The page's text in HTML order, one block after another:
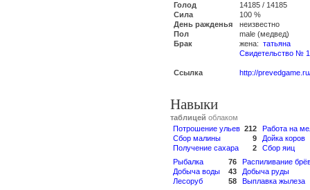
Голод
14185 / 14185
Сила
100 %
День ражденья
неизвестно
Пол
male (медвед)
Брак
жена: татьяна
Свидетельство №
Ссылка http://
Навыки
таблицей облаком
Потрошение ульев 212
Сбор малины
9
Получение сахара
2
Работа на
Дойка коров
Сбор яиц
Рыбалка
76
Добыча воды
43
Лесоруб
58
Распиливание
Добыча руды
Выплавка жылеза